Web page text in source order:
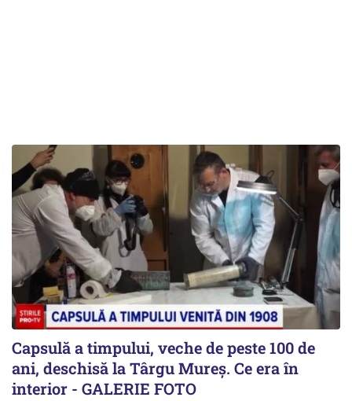
Capsulă a timpului, veche de peste 100 de
ani, deschisă la Târgu Mureș. Ce era în
interior - GALERIE FOTO